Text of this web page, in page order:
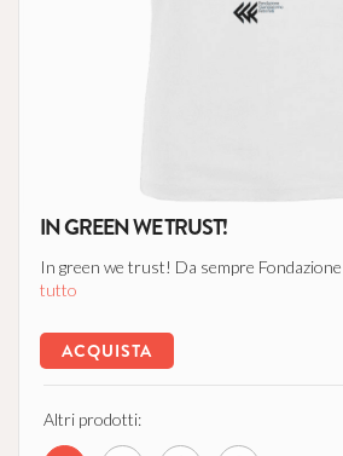
IN GREEN WE TRUST!
In green we trust! Da sempre
tutto
ACQUISTA
Altri prodotti: